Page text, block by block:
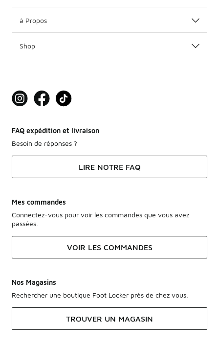
à Propos
Shop
FAQ expédition et livraison
Besoin de réponses ?
LIRE NOTRE FAQ
Mes commandes
Connectez-vous pour voir les commandes que vous avez
passées.
VOIR LES COMMANDES
Nos Magasins
Rechercher une boutique Foot Locker près de chez vous.
TROUVER UN MAGASIN